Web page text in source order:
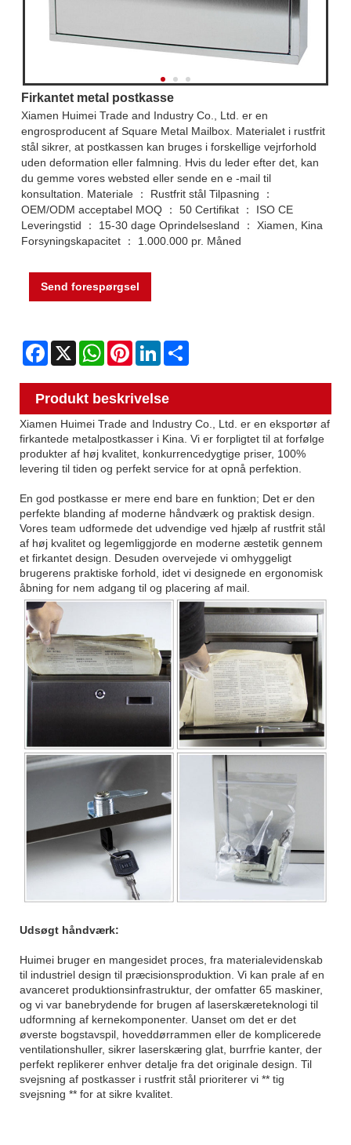
Firkantet metal postkasse
Xiamen Huimei Trade and Industry Co., Ltd. er en
engrosproducent af Square Metal Mailbox. Materialet i rustfrit
stål sikrer, at postkassen kan bruges i forskellige vejrforhold
uden deformation eller falmning. Hvis du leder efter det, kan
du gemme vores websted eller sende en e -mail til
konsultation. Materiale ： Rustfrit stål Tilpasning ：
OEM/ODM acceptabel MOQ ： 50 Certifikat ： ISO CE
Leveringstid ： 15-30 dage Oprindelsesland ： Xiamen, Kina
Forsyningskapacitet ： 1.000.000 pr. Måned
Send forespørgsel
Facebook
X WhatsAppPinterestLinkedIn
Produkt beskrivelse
Xiamen Huimei Trade and Industry Co., Ltd. er en eksportør af
firkantede metalpostkasser i Kina. Vi er forpligtet til at forfølge
produkter af høj kvalitet, konkurrencedygtige priser, 100%
levering til tiden og perfekt service for at opnå perfektion.
En god postkasse er mere end bare en funktion; Det er den
perfekte blanding af moderne håndværk og praktisk design.
Vores team udformede det udvendige ved hjælp af rustfrit stål
af høj kvalitet og legemliggjorde en moderne æstetik gennem
et firkantet design. Desuden overvejede vi omhyggeligt
brugerens praktiske forhold, idet vi designede en ergonomisk
åbning for nem adgang til og placering af mail.
Udsøgt håndværk:
Huimei bruger en mangesidet proces, fra materialevidenskab
til industriel design til præcisionsproduktion. Vi kan prale af en
avanceret produktionsinfrastruktur, der omfatter 65 maskiner,
og vi var banebrydende for brugen af ​​laserskæreteknologi til
udformning af kernekomponenter. Uanset om det er det
øverste bogstavspil, hoveddørrammen eller de komplicerede
ventilationshuller, sikrer laserskæring glat, burrfrie kanter, der
perfekt replikerer enhver detalje fra det originale design. Til
svejsning af postkasser i rustfrit stål prioriterer vi ** tig
svejsning ** for at sikre kvalitet.